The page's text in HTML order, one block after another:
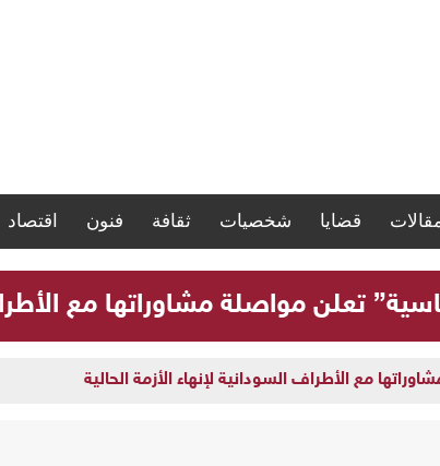
قضايا شخصيات ثقافة فنون اقتصاد
تعلن مواصلة مشاوراتها مع
مع الأطراف السودانية لإنهاء الأزمة الحالية